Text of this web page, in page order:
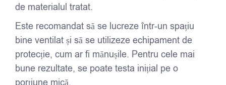
de materialul tratat.
Este recomandat să se lucreze într-un spațiu
bine ventilat și să se utilizeze echipament de
protecție, cum ar fi mănușile. Pentru cele mai
bune rezultate, se poate testa inițial pe o
porțiune mică.